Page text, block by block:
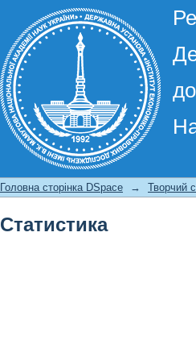
Статистика
Головна сторінка DSpace → Творчий
Статистика